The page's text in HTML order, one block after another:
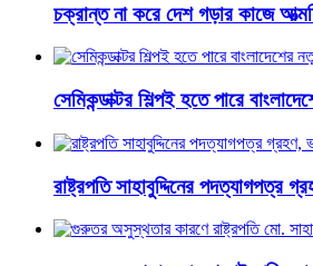
চক্রান্ত না করে দেশ গড়ার কাজে
সেমিকন্ডাক্টর শিল্পই হতে পারে
রাষ্ট্রপতি সাহাবুদ্দিনের পদত্যাগপত্র